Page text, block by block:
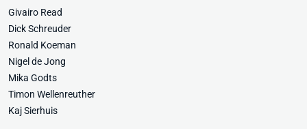
Givairo Read
Dick Schreuder
Ronald Koeman
Nigel de Jong
Mika Godts
Timon Wellenreuther
Kaj Sierhuis